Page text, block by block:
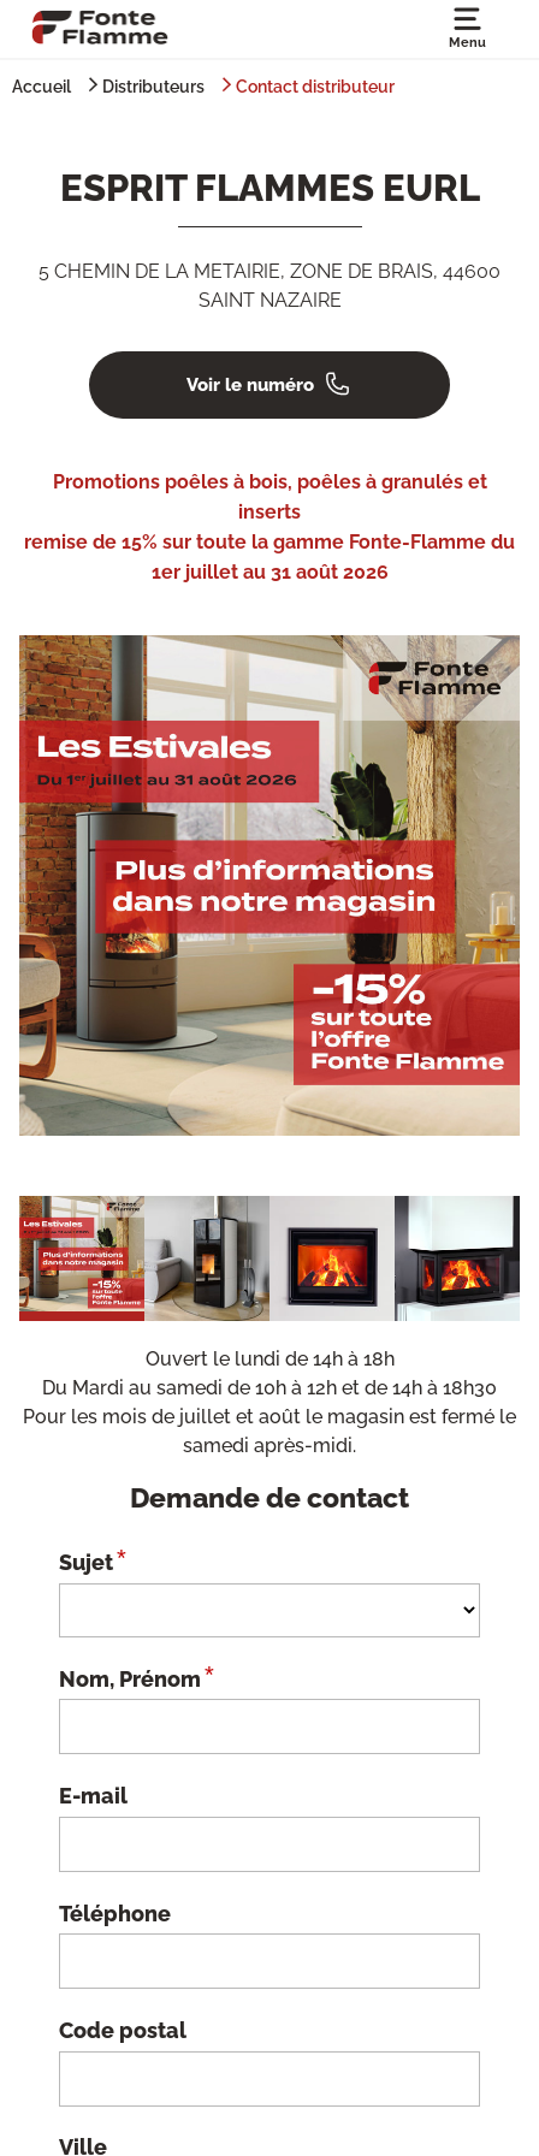
Menu
Accueil Distributeurs Contact distributeur
ESPRIT FLAMMES EURL
5 CHEMIN DE LA METAIRIE, ZONE DE BRAIS, 44600
SAINT NAZAIRE
Voir le numéro
Promotions poêles à bois, poêles à granulés et
inserts
remise de 15% sur toute la gamme Fonte-Flamme du
1er juillet au 31 août 2026
Ouvert le lundi de 14h à 18h
Du Mardi au samedi de 10h à 12h et de 14h à 18h30
Pour les mois de juillet et août le magasin est fermé le
samedi après-midi.
Demande de contact
Sujet*
Nom, Prénom*
E-mail
Téléphone
Code postal
Ville